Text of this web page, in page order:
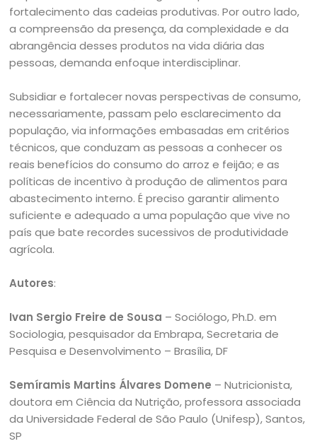
fortalecimento das cadeias produtivas. Por outro lado,
a compreensão da presença, da complexidade e da
abrangência desses produtos na vida diária das
pessoas, demanda enfoque interdisciplinar.
Subsidiar e fortalecer novas perspectivas de consumo,
necessariamente, passam pelo esclarecimento da
população, via informações embasadas em critérios
técnicos, que conduzam as pessoas a conhecer os
reais benefícios do consumo do arroz e feijão; e as
políticas de incentivo à produção de alimentos para
abastecimento interno. É preciso garantir alimento
suficiente e adequado a uma população que vive no
país que bate recordes sucessivos de produtividade
agrícola.
Autores:
Ivan Sergio Freire de Sousa – Sociólogo, Ph.D. em
Sociologia, pesquisador da Embrapa, Secretaria de
Pesquisa e Desenvolvimento – Brasília, DF
Semíramis Martins Álvares Domene – Nutricionista,
doutora em Ciência da Nutrição, professora associada
da Universidade Federal de São Paulo (Unifesp), Santos,
SP